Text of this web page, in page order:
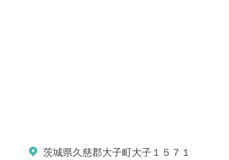
茨城県久慈郡大子町大子１５７１